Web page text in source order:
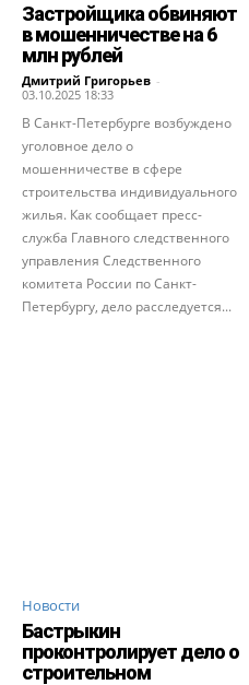
Застройщика обвиняют
в мошенничестве на 6
млн рублей
Дмитрий Григорьев -
03.10.2025 18:33
В Санкт-Петербурге возбуждено
уголовное дело о
мошенничестве в сфере
строительства индивидуального
жилья. Как сообщает пресс-
служба Главного следственного
управления Следственного
комитета России по Санкт-
Петербургу, дело расследуется...
Новости
Бастрыкин
проконтролирует дело о
строительном